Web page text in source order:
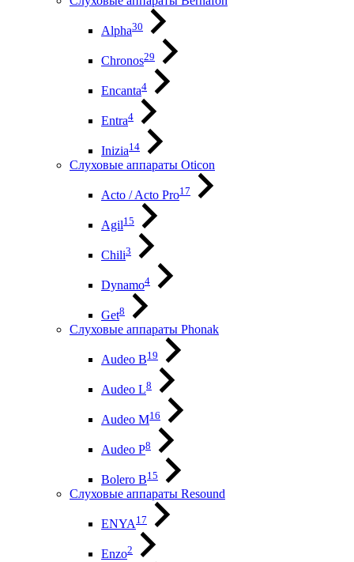
Alpha30
Chronos29
Encanta4
Entra4
Inizia14
Слуховые аппараты Oticon
Acto / Acto Pro17
Agil15
Chili3
Dynamo4
Get8
Слуховые аппараты Phonak
Audeo B19
Audeo L8
Audeo М16
Audeo P8
Bolero B15
Слуховые аппараты Resound
ENYA17
Enzo2